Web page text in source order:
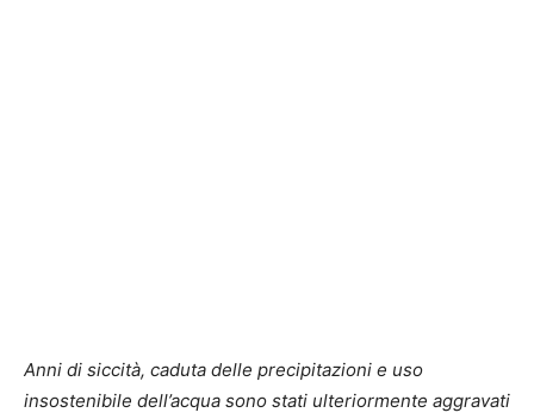
Anni di siccità, caduta delle precipitazioni e uso
insostenibile dell’acqua sono stati ulteriormente aggravati